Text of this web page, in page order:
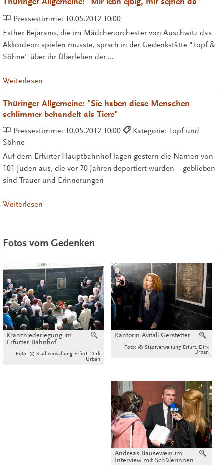
Thüringer Allgemeine: "Mir lebn ejbig, mir sejnen da"
Pressestimme: 10.05.2012 10:00
Esther Bejarano, die im Mädchenorchester von Auschwitz das
Akkordeon spielen musste, sprach in der Gedenkstätte "Topf &
Söhne" über ihr Überleben der …
Weiterlesen
Thüringer Allgemeine: "Sie haben diese Menschen
schlimmer behandelt als Tiere"
Pressestimme: 10.05.2012 10:00
Kategorie: Topf und
Söhne
Auf dem Erfurter Hauptbahnhof lagen gestern die Namen von
101 Juden aus, die vor 70 Jahren deportiert wurden − geblieben
sind Trauer und Erinnerungen
Weiterlesen
Fotos vom Gedenken
Vergrößern
Kranzniederlegung im
Erfurter Bahnhof
Foto: © Stadtverwaltung Erfurt, Dirk
Urban
Kantorin Avitall Gerstetter
Foto: © Stadtverwaltung Erfurt, Dirk
Urban
Andreas Bausewein im
Interview mit Schülerinnen